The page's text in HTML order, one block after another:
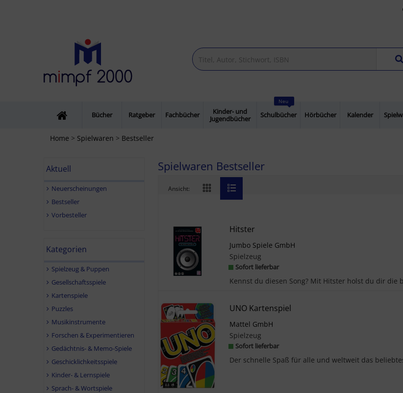
Bücher Ratgeber Fachbücher
Kinder- und
Jugendbücher
Neu
Schulbücher Hörbücher Kalender
Home > Spielwaren > Bestseller
Aktuell
Neuerscheinungen
Bestseller
Vorbesteller
Kategorien
Spielzeug & Puppen
Gesellschaftsspiele
Kartenspiele
Puzzles
Musikinstrumente
Forschen & Experimentieren
Gedächtnis- & Memo-Spiele
Geschicklichkeitsspiele
Kinder- & Lernspiele
Sprach- & Wortspiele
Spielwaren Bestseller
Ansicht:
Hitster
Jumbo Spiele GmbH
Spielzeug
Sofort lieferbar
UNO Kartenspiel
Mattel GmbH
Spielzeug
Sofort lieferbar